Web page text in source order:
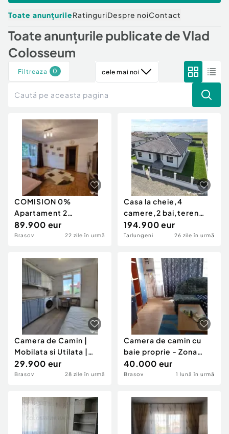
Servicii
Animale de companie
Afaceri și echipamente profesionale
Inchiriere Bunuri si Vehicule
Piese auto si accesorii
Dacia Duster
Toate anunțurileRatinguriDespre noiContact
Toate anunțurile publicate deVlad
Colosseum
Filtreaza 0 cele mai noi
COMISION 0%
Apartament 2
camere,semidecomandat,parcare
- Zona Astra
89.900 eur
Brasov 22 zile în urmă
Casa la cheie,4
camere,2 bai,teren
500mp,toate utilitatile
-Zona Izvor
194.900 eur
Tarlungeni 26 zile în urmă
Camera de Camin |
Mobilata si Utilata |
Zona Astra
29.900 eur
Brasov 28 zile în urmă
Camera de camin cu
baie proprie - Zona
Tractorul
40.000 eur
Brasov 1 lună în urmă